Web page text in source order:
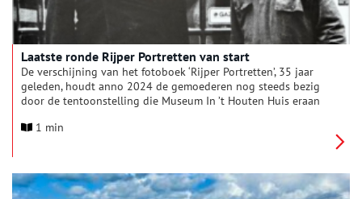
Laatste ronde Rijper Portretten van start
De verschijning van het fotoboek ‘Rijper Portretten’, 35 jaar
geleden, houdt anno 2024 de gemoederen nog steeds bezig
door de tentoonstelling die Museum In ’t Houten Huis eraan
van de tentoonstelling geopend voor publiek. Deze expositie
1 min